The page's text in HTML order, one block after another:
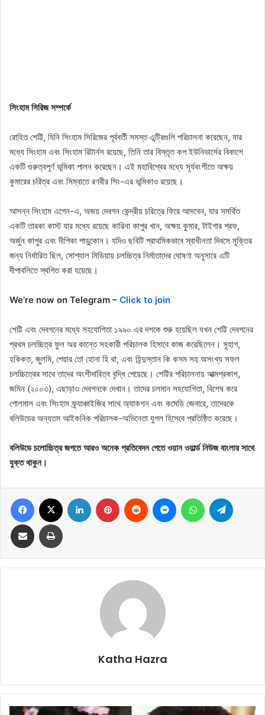
সিংহাম সিরিজ সম্পর্কে
রোহিত শেট্টি, যিনি সিংহাম সিরিজের পূর্ববর্তী সমস্ত এন্ট্রিগুলি পরিচালনা করেছেন, যার
মধ্যে সিংহাম এবং সিংহাম রিটার্নস রয়েছে, তিনি তার বিস্তৃত কপ ইউনিভার্সের বিকাশে
একটি গুরুত্বপূর্ণ ভূমিকা পালন করেছেন। এই মহাবিশ্বের মধ্যে সূর্যবংশীতে অক্ষয়
কুমারের চরিত্র এবং সিম্বাতে রণবীর সিং-এর ভূমিকাও রয়েছে।
আসন্ন সিংহাম এগেন-এ, অজয় ​​দেবগন কেন্দ্রীয় চরিত্রে ফিরে আসবেন, যার সমর্থিত
একটি তারকা কাস্ট যার মধ্যে রয়েছে কারিনা কাপুর খান, অক্ষয় কুমার, টাইগার শ্রফ,
অর্জুন কাপুর এবং দীপিকা পাড়ুকোন। যদিও ছবিটি প্রাথমিকভাবে স্বাধীনতা দিবসে মুক্তির
জন্য নির্ধারিত ছিল, সোশ্যাল মিডিয়ায় চলচ্চিত্র নির্মাতাদের ঘোষণা অনুসারে এটি
দীপাবলিতে স্থগিত করা হয়েছে।
We’re now on Telegram – Click to join
শেট্টি এবং দেবগনের মধ্যে সহযোগিতা ১৯৯০ এর দশকে শুরু হয়েছিল যখন শেট্টি দেবগনের
প্রথম চলচ্চিত্র ফুল অর কান্তে সহকারী পরিচালক হিসাবে কাজ করেছিলেন। সুহাগ,
হকিকত, জুলমি, পেয়ার তো হোনা হি থা, এবং হিন্দুস্তান কি কসম সহ অসংখ্য সফল
চলচ্চিত্রের সাথে তাদের অংশীদারিত্ব বৃদ্ধি পেয়েছে। শেট্টির পরিচালনায় আত্মপ্রকাশ,
জমিন (২০০৩), এছাড়াও দেবগনকে দেখান। তাদের চলমান সহযোগিতা, বিশেষ করে
গোলমাল এবং সিংহাম ফ্র্যাঞ্চাইজির সাথে অ্যাকশন এবং কমেডি জেনারে, তাদেরকে
বলিউডের অন্যতম আইকনিক পরিচালক-অভিনেতা যুগল হিসেবে প্রতিষ্ঠিত করেছে।
বলিউডে চলোচ্চিত্র জগতে আরও অনেক প্রতিবেদন পেতে ওয়ান ওয়ার্ল্ড নিউজ বাংলার সাথে
যুক্ত থাকুন।
Katha Hazra